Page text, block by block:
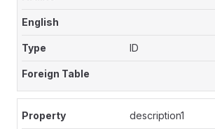
ID
description1